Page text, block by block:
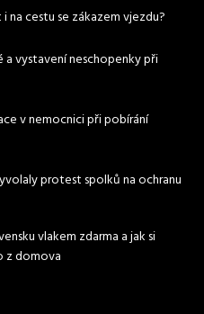
na cestu se zákazem vjezdu?
a vystavení neschopenky při
v nemocnici při pobírání
protest spolků na ochranu
vlakem zdarma a jak si
z domova